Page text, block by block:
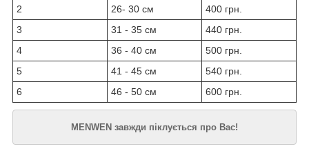
2
26- 30 см
400 грн.
3
31 - 35 см
440 грн.
4
36 - 40 см
500 грн.
5
41 - 45 см
540 грн.
6
46 - 50 см 600 грн.
MENWEN завжди піклується про Вас!